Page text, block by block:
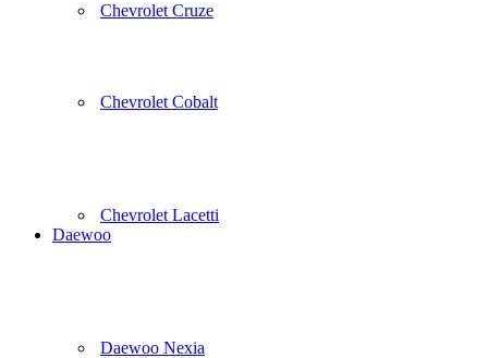
Chevrolet Cruze
Chevrolet Cobalt
Chevrolet Lacetti
Daewoo
Daewoo Nexia